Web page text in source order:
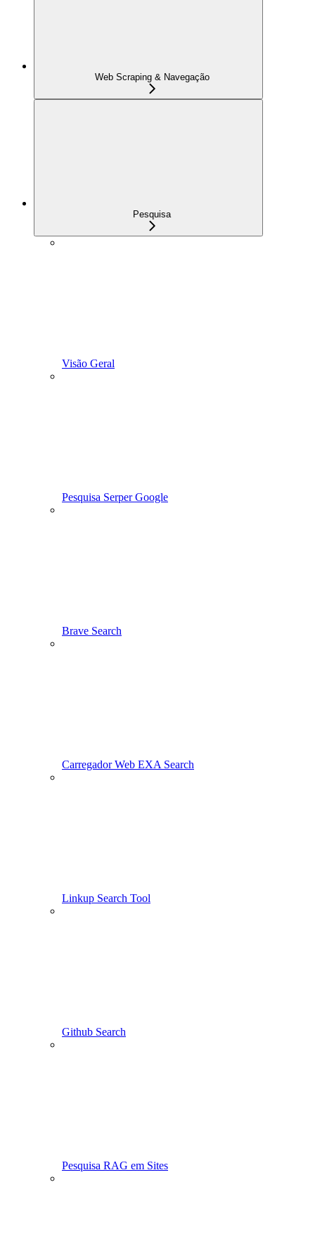
Web Scraping & Navegação
Pesquisa
Visão Geral
Pesquisa Serper Google
Brave Search
Carregador Web EXA Search
Linkup Search Tool
Github Search
Pesquisa RAG em Sites